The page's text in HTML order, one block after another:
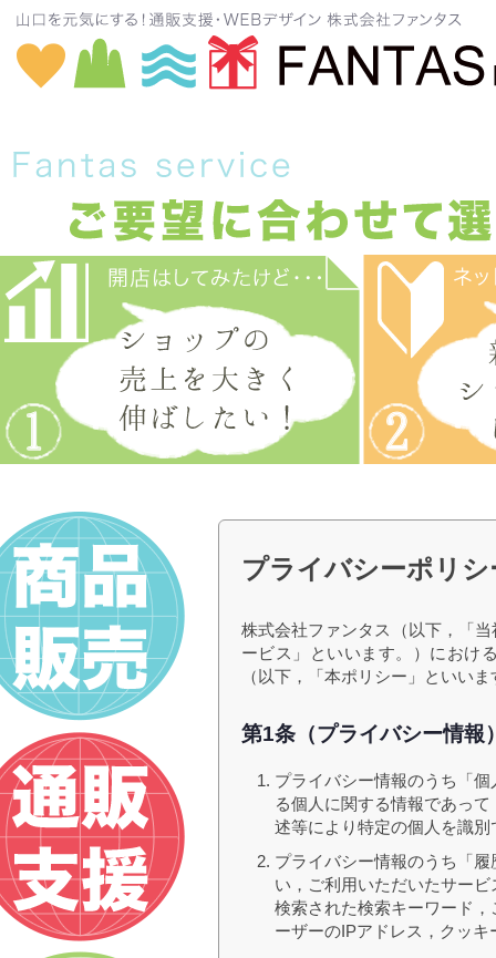
プライバシーポリシ
株式会社ファンタス（以下，「
ービス」といいます。）におけ
（以下，「本ポリシー」といい
第1条（プライバシー情報
プライバシー情報のうち「
る個人に関する情報であっ
述等により特定の個人を識
プライバシー情報のうち「
い，ご利用いただいたサー
検索された検索キーワード
ーザーのIPアドレス，クッ